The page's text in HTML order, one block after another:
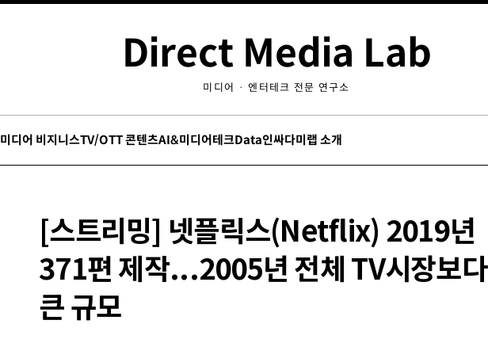
Direct Media Lab
미디어 · 엔터테크 전문 연구소
미디어 비지니스TV/OTT 콘텐츠AI&미디어테크Data인싸다미랩 소개
[스트리밍] 넷플릭스(Netflix) 2019년
371편 제작...2005년 전체 TV시장보다
큰 규모